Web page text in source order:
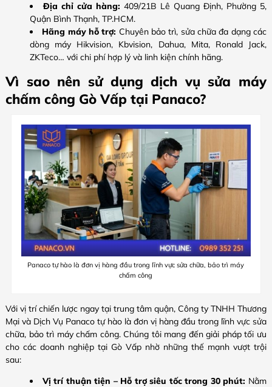
Địa chỉ cửa hàng: 409/21B Lê Quang Định, Phường 5,
Quận Bình Thạnh, TP.HCM.
Hãng máy hỗ trợ: Chuyên bảo trì, sửa chữa đa dạng các
dòng máy Hikvision, Kbvision, Dahua, Mita, Ronald Jack,
ZKTeco… với chi phí hợp lý và linh kiện chính hãng.
Vì sao nên sử dụng dịch vụ sửa máy
chấm công Gò Vấp tại Panaco?
Panaco tự hào là đơn vị hàng đầu trong lĩnh vực sửa chữa, bảo trì máy
chấm công
Với vị trí chiến lược ngay tại trung tâm quận, Công ty TNHH Thương
Mại và Dịch Vụ Panaco tự hào là đơn vị hàng đầu trong lĩnh vực sửa
chữa, bảo trì máy chấm công. Chúng tôi mang đến giải pháp tối ưu
cho các doanh nghiệp tại Gò Vấp nhờ những thế mạnh vượt trội
sau:
Vị trí thuận tiện – Hỗ trợ siêu tốc trong 30 phút: Nằm